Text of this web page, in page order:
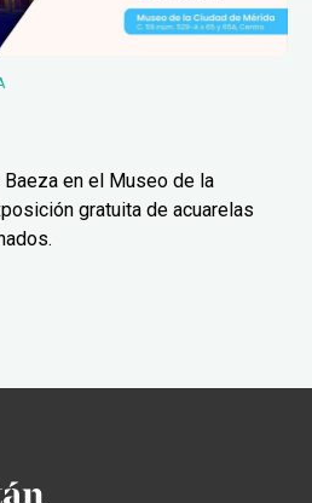
en el Museo de la
gratuita de acuarelas